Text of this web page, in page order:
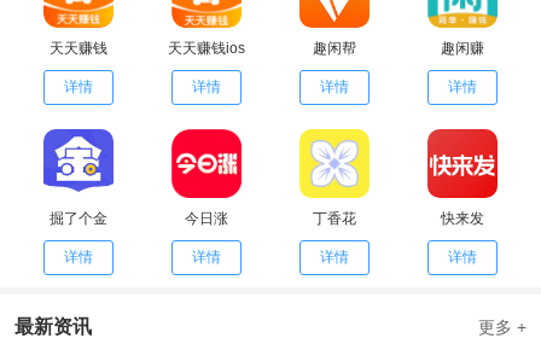
天天赚钱
详情
天天赚钱ios
详情
趣闲帮
详情
趣闲赚
详情
掘了个金
详情
今日涨
详情
丁香花
详情
快来发
详情
最新资讯 更多 +